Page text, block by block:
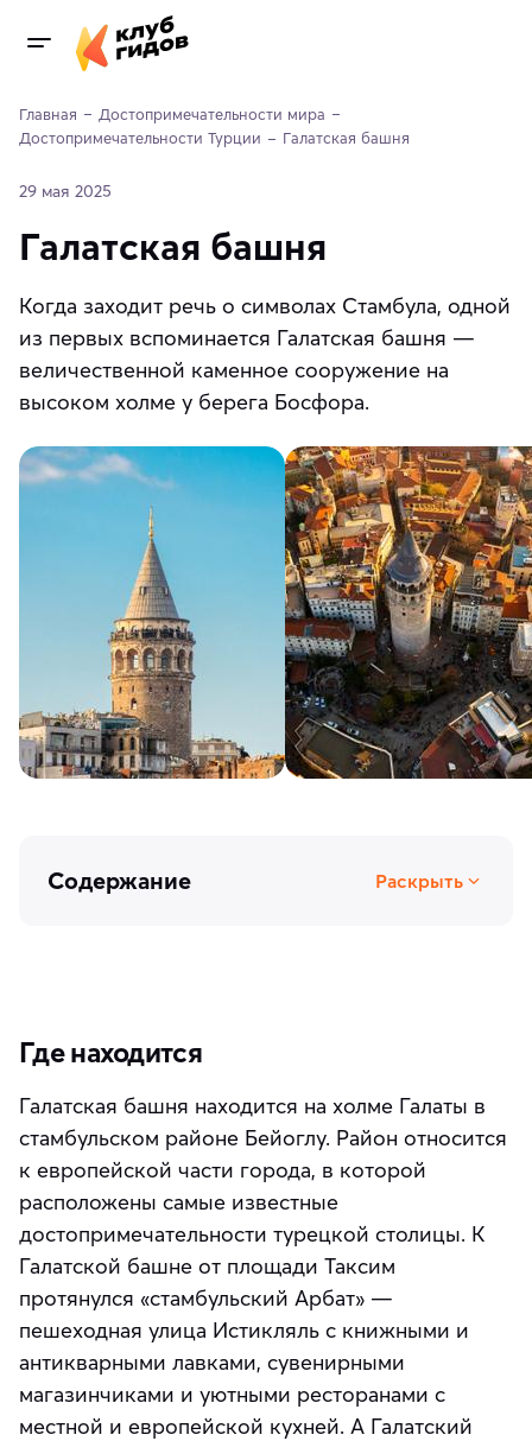
Главная
Достопримечательности мира
Достопримечательности Турции
Галатская башня
29 мая 2025
Галатская башня
Когда заходит речь о символах Стамбула, одной
из первых вспоминается Галатская башня —
величественной каменное сооружение на
высоком холме у берега Босфора.
Содержание Раскрыть
Где находится
Галатская башня находится на холме Галаты в
стамбульском районе Бейоглу. Район относится
к европейской части города, в которой
расположены самые известные
достопримечательности турецкой столицы. К
Галатской башне от площади Таксим
протянулся «стамбульский Арбат» —
пешеходная улица Истикляль с книжными и
антикварными лавками, сувенирными
магазинчиками и уютными ресторанами с
местной и европейской кухней. А Галатский